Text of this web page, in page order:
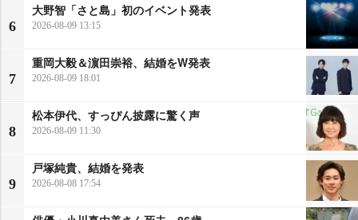
6
大野智「さと島」初のイベント発表
2026-08-09 13:15
7
重岡大毅＆濵田崇裕、結婚をW発表
2026-08-09 18:01
8
松本伊代、すっぴん披露に驚く声
2026-08-09 11:30
9
戸塚純貴、結婚を発表
2026-08-08 17:54